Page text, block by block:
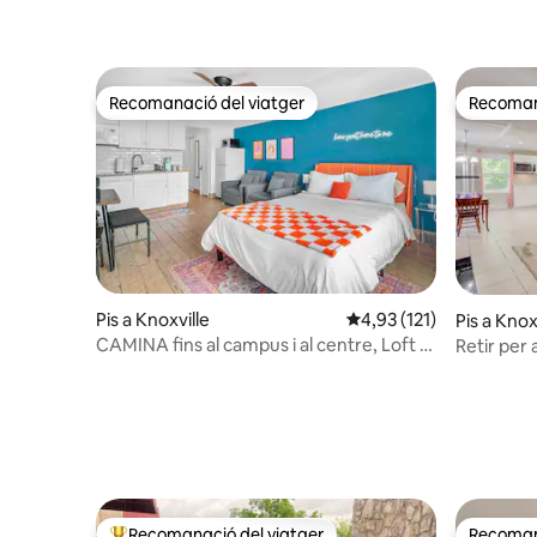
Recomanació del viatger
Recomanació del viatger
Pis a Knoxville 4,93 de puntuació
4,93 (121)
CAMINA fins al campus i al centre, Loft a
Pis a
Retir per